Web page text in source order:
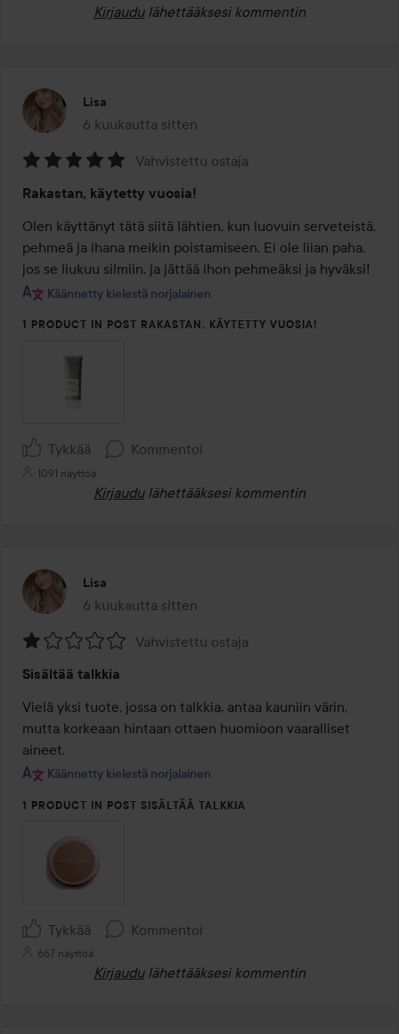
Kirjaudu lähettääksesi kommentin
Lisa
6 kuukautta sitten
Viesti luotiin 6 kuukautta sitten
5
/
5
Vahvistettu ostaja
Rakastan, käytetty vuosia!
Olen käyttänyt tätä siitä lähtien, kun luovuin serveteistä,
pehmeä ja ihana meikin poistamiseen. Ei ole liian paha,
jos se liukuu silmiin, ja jättää ihon pehmeäksi ja hyväksi!
Käännetty kielestä norjalainen
1 PRODUCT IN POST RAKASTAN, KÄYTETTY VUOSIA!
Tykkää Kommentoi
1091 näyttöä
Kirjaudu lähettääksesi kommentin
Lisa
6 kuukautta sitten
Viesti luotiin 6 kuukautta sitten
1
/
5
Vahvistettu ostaja
Sisältää talkkia
Vielä yksi tuote, jossa on talkkia, antaa kauniin värin,
mutta korkeaan hintaan ottaen huomioon vaaralliset
aineet.
Käännetty kielestä norjalainen
1 PRODUCT IN POST SISÄLTÄÄ TALKKIA
Tykkää Kommentoi
667 näyttöä
Kirjaudu lähettääksesi kommentin